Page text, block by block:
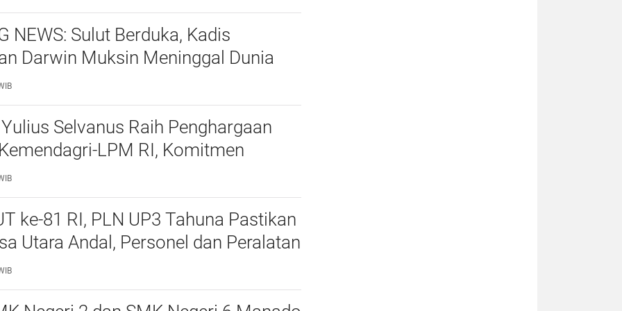
NEWS: Sulut Berduka, Kadis
Darwin Muksin Meninggal Dunia
TIFF 2026
Selvanus Raih Penghargaan
LPM RI, Komitmen
dari Akar Rumput Diakui
ke-81 RI, PLN UP3 Tahuna Pastikan
Utara Andal, Personel dan Peralatan